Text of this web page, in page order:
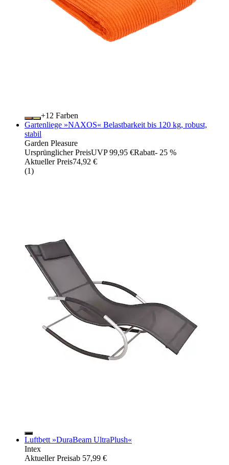
+
Farben
Gartenliege »NAXOS« Belastbarkeit bis 120 kg, robust,
stabil
Garden Pleasure
Ursprünglicher PreisUVP 99,95 €Rabatt- 25 %
Aktueller Preis74,92 €
(1)
Luftbett »DuraBeam UltraPlush«
Intex
Aktueller Preisab 57,99 €